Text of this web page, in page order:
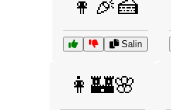
👩🎉🍰
Salin
👩🏰🌸